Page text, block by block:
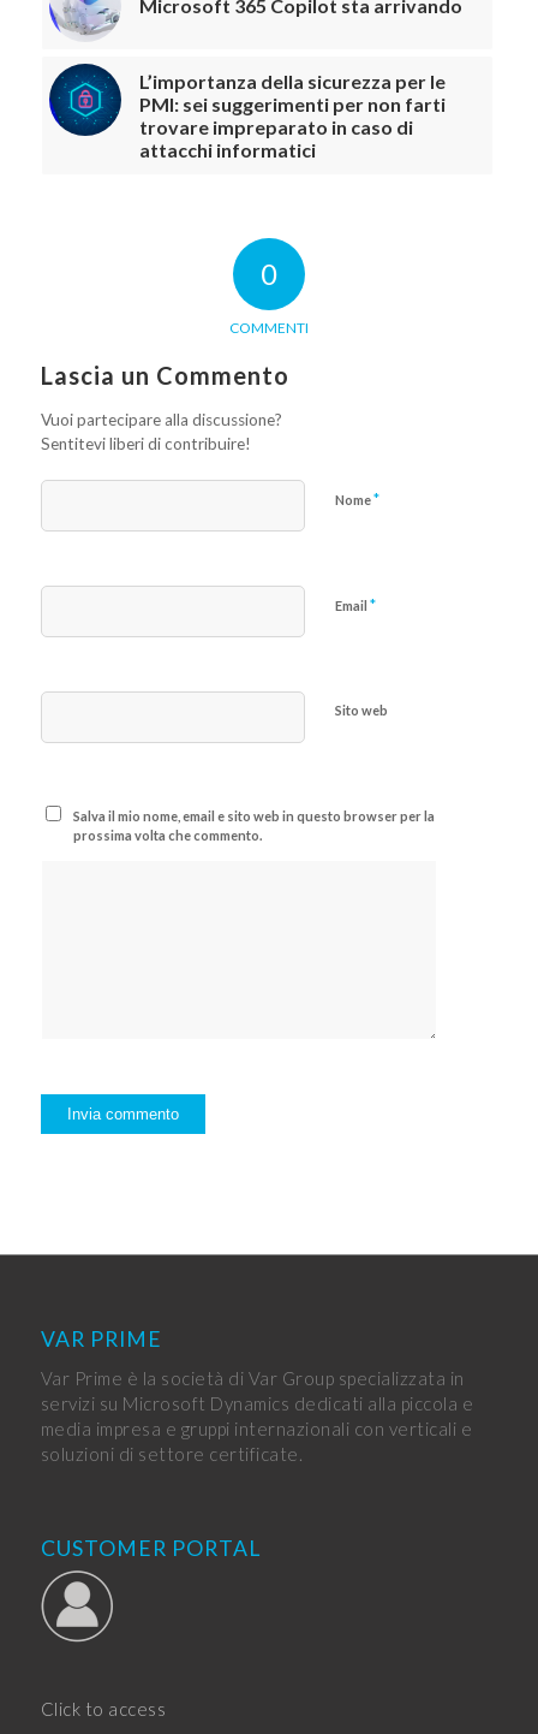
Microsoft 365 Copilot sta arrivando
L’importanza della sicurezza per le
PMI: sei suggerimenti per non farti
trovare impreparato in caso di
attacchi informatici
0
COMMENTI
Lascia un Commento
Vuoi partecipare alla discussione?
Sentitevi liberi di contribuire!
Nome*
Email *
Sito web
Salva il mio nome, email e sito web in questo browser per la
prossima volta che commento.
VAR PRIME
Var Prime è la società di Var Group specializzata in
servizi su Microsoft Dynamics dedicati alla piccola e
media impresa e gruppi internazionali con verticali e
soluzioni di settore certificate.
CUSTOMER PORTAL
Click to access